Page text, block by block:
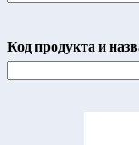
Код продукта и